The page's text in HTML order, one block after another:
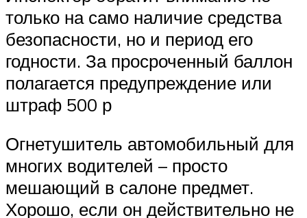
только на само наличие средства
безопасности, но и период его
годности. За просроченный баллон
полагается предупреждение или
штраф 500 р
Огнетушитель автомобильный для
многих водителей – просто
мешающий в салоне предмет.
Хорошо, если он действительно не